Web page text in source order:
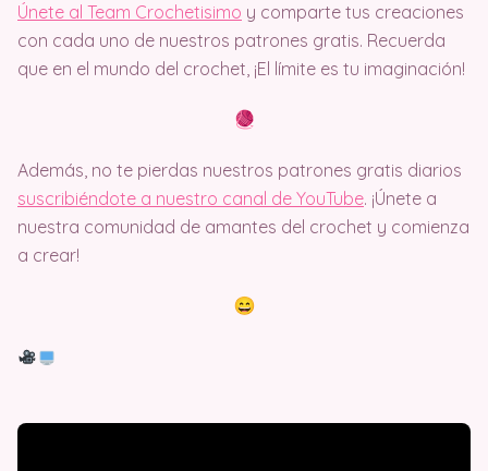
Únete al Team Crochetisimo y comparte tus creaciones
con cada uno de nuestros patrones gratis. Recuerda
que en el mundo del crochet, ¡El límite es tu imaginación!
Además, no te pierdas nuestros patrones gratis diarios
suscribiéndote a nuestro canal de YouTube. ¡Únete a
nuestra comunidad de amantes del crochet y comienza
a crear!